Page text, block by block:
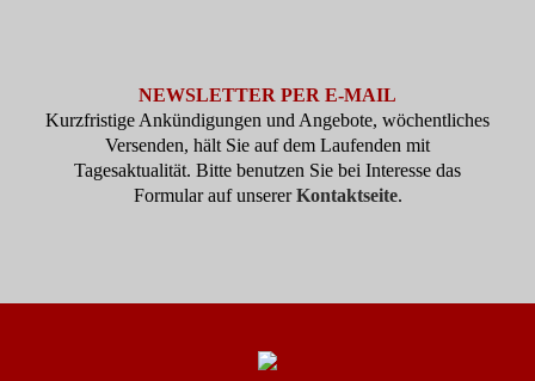
NEWSLETTER PER E-MAIL
Kurzfristige Ankündigungen und Angebote, wöchentliches
Versenden, hält Sie auf dem Laufenden mit
Tagesaktualität. Bitte benutzen Sie bei Interesse das
Formular auf unsererKontaktseite.